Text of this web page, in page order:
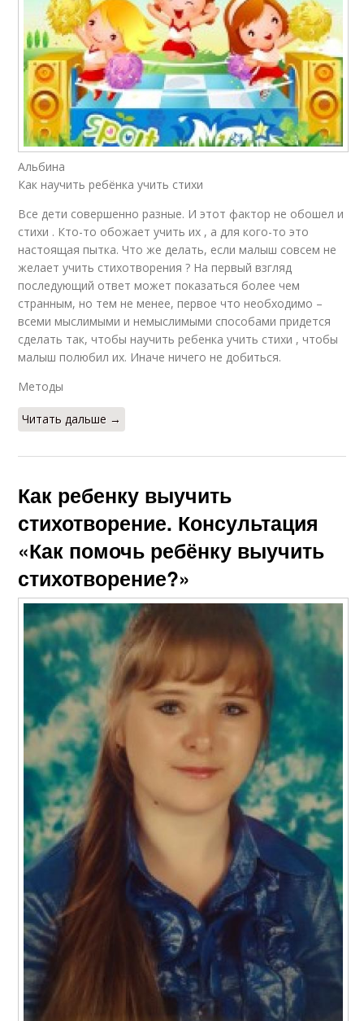
Альбина
Как научить ребёнка учить стихи
Все дети совершенно разные. И этот фактор не обошел и
стихи . Кто-то обожает учить их , а для кого-то это
настоящая пытка. Что же делать, если малыш совсем не
желает учить стихотворения ? На первый взгляд
последующий ответ может показаться более чем
странным, но тем не менее, первое что необходимо –
всеми мыслимыми и немыслимыми способами придется
сделать так, чтобы научить ребенка учить стихи , чтобы
малыш полюбил их. Иначе ничего не добиться.
Методы
Читать дальше →
Как ребенку выучить
стихотворение. Консультация
«Как помочь ребёнку выучить
стихотворение?»